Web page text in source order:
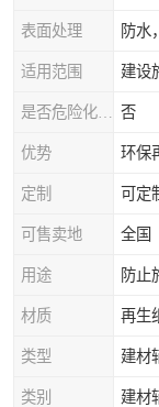
表面处理 防水
适用范围 建设
否
优势 环保
定制 可定
可售卖地 全国
用途 防止
材质 再生
类型 建材
类别 建材